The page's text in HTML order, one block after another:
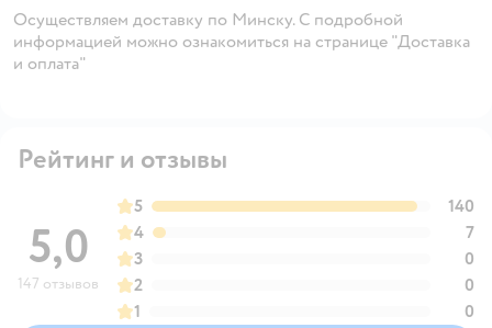
Осуществляем доставку по Минску. С подробной
информацией можно ознакомиться на странице "Доставка
и оплата"
Рейтинг и отзывы
5,0
147 отзывов
5
140
4
7
3
0
2
0
1
0